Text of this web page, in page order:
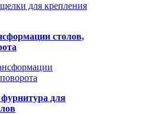
для крепления
столов,
для